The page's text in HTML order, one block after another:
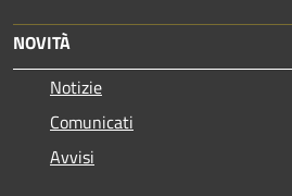
NOVITÀ
Notizie
Comunicati
Avvisi